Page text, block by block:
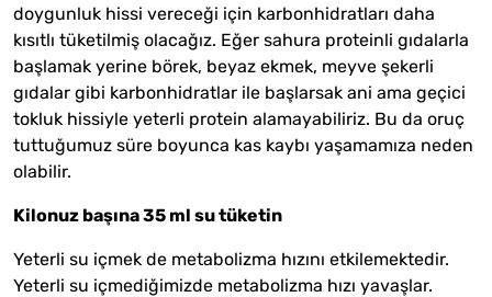
doygunluk hissi vereceği için karbonhidratları daha
kısıtlı tüketilmiş olacağız. Eğer sahura proteinli gıdalarla
başlamak yerine börek, beyaz ekmek, meyve şekerli
gıdalar gibi karbonhidratlar ile başlarsak ani ama geçici
tokluk hissiyle yeterli protein alamayabiliriz. Bu da oruç
tuttuğumuz süre boyunca kas kaybı yaşamamıza neden
olabilir.
Kilonuz başına 35 ml su tüketin
Yeterli su içmek de metabolizma hızını etkilemektedir.
Yeterli su içmediğimizde metabolizma hızı yavaşlar.